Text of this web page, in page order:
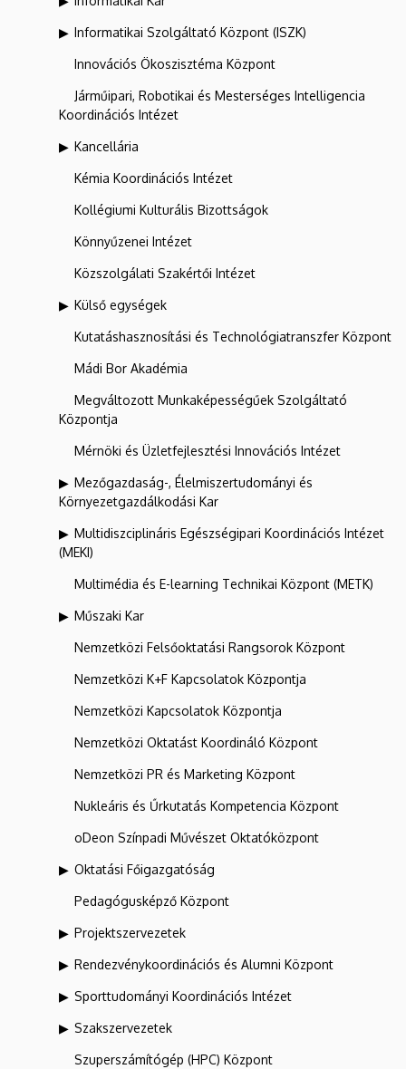
Informatikai Szolgáltató Központ (ISZK)
Innovációs Ökoszisztéma Központ
Járműipari, Robotikai és Mesterséges Intelligencia
Koordinációs Intézet
Kancellária
Kémia Koordinációs Intézet
Kollégiumi Kulturális Bizottságok
Könnyűzenei Intézet
Közszolgálati Szakértői Intézet
Külső egységek
Kutatáshasznosítási és Technológiatranszfer Központ
Mádi Bor Akadémia
Megváltozott Munkaképességűek Szolgáltató
Központja
Mérnöki és Üzletfejlesztési Innovációs Intézet
Mezőgazdaság-, Élelmiszertudományi és
Környezetgazdálkodási Kar
Multidiszciplináris Egészségipari Koordinációs Intézet
(MEKI)
Multimédia és E-learning Technikai Központ (METK)
Műszaki Kar
Nemzetközi Felsőoktatási Rangsorok Központ
Nemzetközi K+F Kapcsolatok Központja
Nemzetközi Kapcsolatok Központja
Nemzetközi Oktatást Koordináló Központ
Nemzetközi PR és Marketing Központ
Nukleáris és Űrkutatás Kompetencia Központ
oDeon Színpadi Művészet Oktatóközpont
Oktatási Főigazgatóság
Pedagógusképző Központ
Projektszervezetek
Rendezvénykoordinációs és Alumni Központ
Sporttudományi Koordinációs Intézet
Szakszervezetek
Szuperszámítógép (HPC) Központ